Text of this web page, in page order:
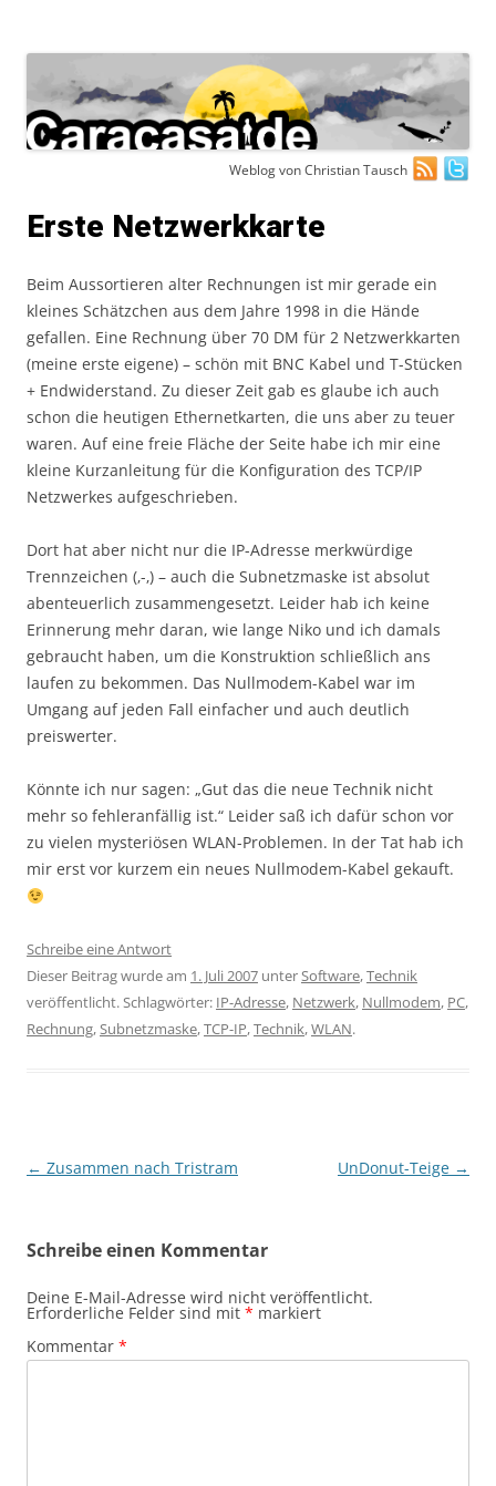
Weblog von Christian Tausch
Erste Netzwerkkarte
Beim Aussortieren alter Rechnungen ist mir gerade ein
kleines Schätzchen aus dem Jahre 1998 in die Hände
gefallen. Eine Rechnung über 70 DM für 2 Netzwerkkarten
(meine erste eigene) – schön mit BNC Kabel und T-Stücken
+ Endwiderstand. Zu dieser Zeit gab es glaube ich auch
schon die heutigen Ethernetkarten, die uns aber zu teuer
waren. Auf eine freie Fläche der Seite habe ich mir eine
kleine Kurzanleitung für die Konfiguration des TCP/IP
Netzwerkes aufgeschrieben.
Dort hat aber nicht nur die IP-Adresse merkwürdige
Trennzeichen (‚-‚) – auch die Subnetzmaske ist absolut
abenteuerlich zusammengesetzt. Leider hab ich keine
Erinnerung mehr daran, wie lange Niko und ich damals
gebraucht haben, um die Konstruktion schließlich ans
laufen zu bekommen. Das Nullmodem-Kabel war im
Umgang auf jeden Fall einfacher und auch deutlich
preiswerter.
Könnte ich nur sagen: „Gut das die neue Technik nicht
mehr so fehleranfällig ist.“ Leider saß ich dafür schon vor
zu vielen mysteriösen WLAN-Problemen. In der Tat hab ich
mir erst vor kurzem ein neues Nullmodem-Kabel gekauft.
Schreibe eine Antwort
Dieser Beitrag wurde am 1. Juli 2007 unterSoftware,Technik
veröffentlicht. Schlagwörter: IP-Adresse, Netzwerk, Nullmodem, PC,
Rechnung,Subnetzmaske,TCP-IP,Technik,WLAN.
Beitragsnavigation
← Zusammen nach Tristram UnDonut-Teige →
Schreibe einen Kommentar
Deine E-Mail-Adresse wird nicht veröffentlicht.
Erforderliche Felder sind mit * markiert
Kommentar *